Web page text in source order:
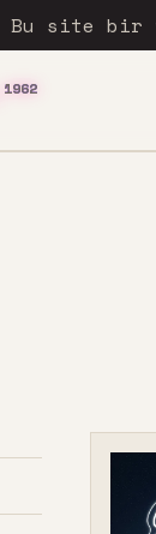
Bu site bir
1962